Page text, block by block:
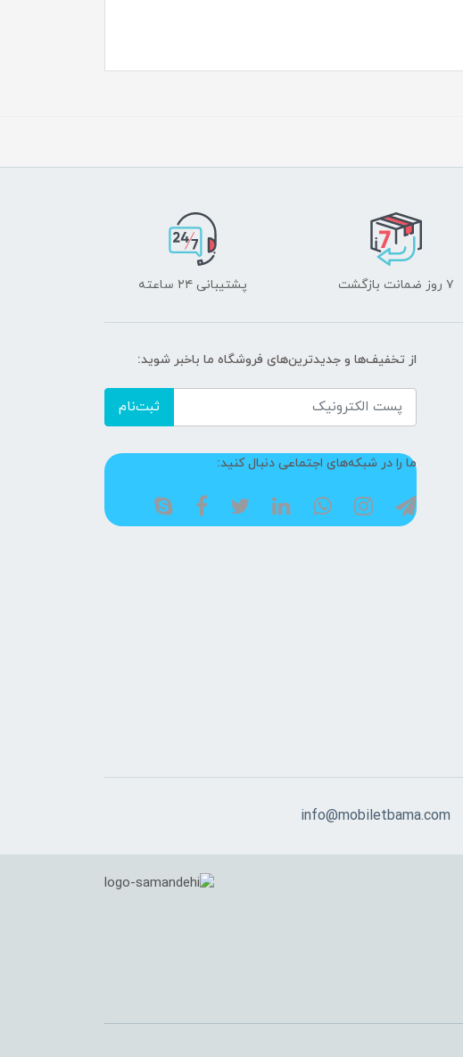
۷ روز ضمانت بازگشت پشتیبانی ۲۴ ساعته
از تخفیف‌ها و جدیدترین‌های فروشگاه ما باخبر شوید:
ثبت‌نام
ما را در شبکه‌های اجتماعی دنبال کنید:
info@mobiletbama.com